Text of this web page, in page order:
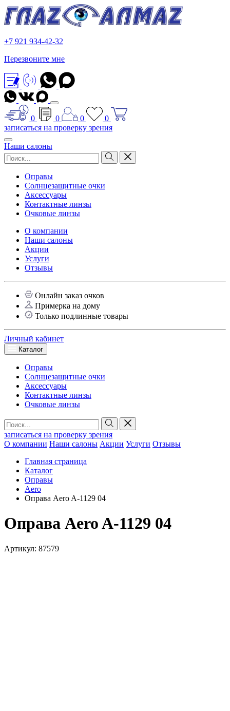
+7 921 934-42-32
Перезвоните мне
0 0 0
0
записаться на проверку зрения
Наши салоны
Оправы
Солнцезащитные очки
Аксессуары
Контактные линзы
Очковые линзы
О компании
Наши салоны
Акции
Услуги
Отзывы
Онлайн заказ очков
Примерка на дому
Только подлинные товары
Личный кабинет
Каталог
Оправы
Солнцезащитные очки
Аксессуары
Контактные линзы
Очковые линзы
записаться на проверку зрения
О компании Наши салоны Акции Услуги Отзывы
Главная страница
Каталог
Оправы
Aero
Оправа Aero A-1129 04
Оправа Aero A-1129 04
Артикул: 87579